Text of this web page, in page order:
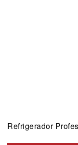
Refrigerador